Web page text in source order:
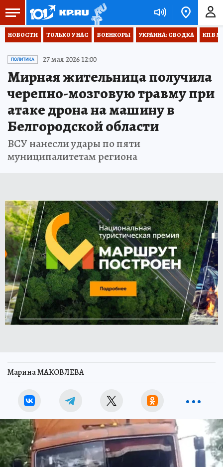
НОВОСТИ ТОЛЬКО У НАС ВОЕНКОРЫ УКРАИНА: СВОДКА КП В
ПОЛИТИКА 27 мая 2026 12:00
Мирная жительница получила
черепно-мозговую травму при
атаке дрона на машину в
Белгородской области
ВСУ нанесли удары по пяти
муниципалитетам региона
Марина МАКОВЛЕВА